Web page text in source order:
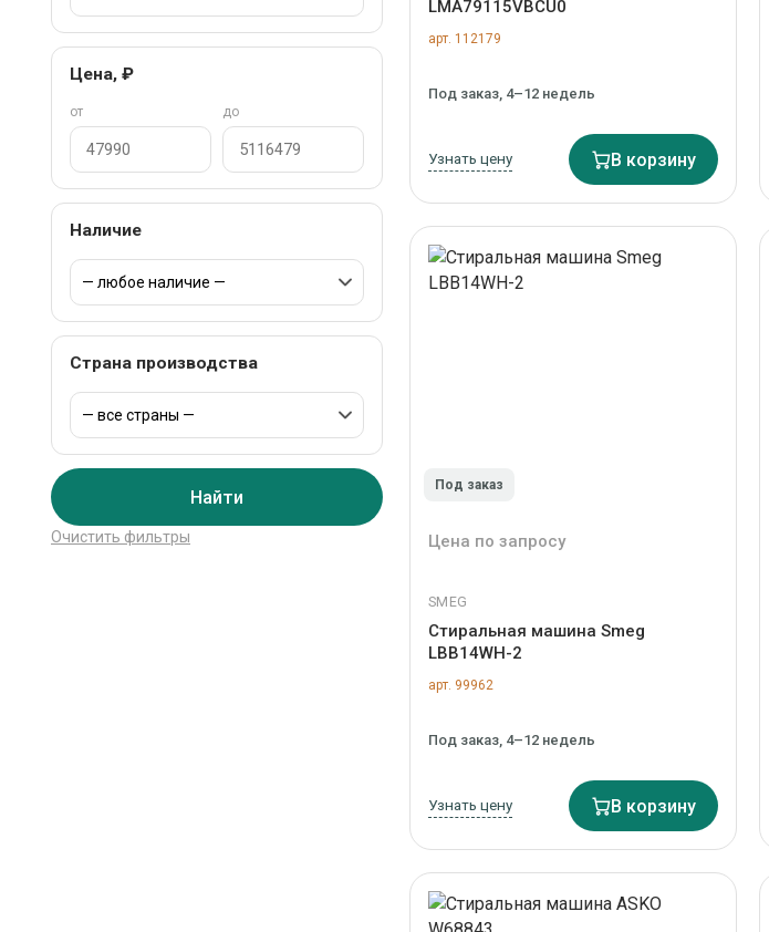
Цена, ₽
от до
Наличие
Страна производства
Найти
Очистить фильтры
LMA79115VBCU0
арт. 112179
Под заказ, 4–12 недель
Узнать цену В корзину
Под заказ
Цена по запросу
SMEG
Стиральная машина Smeg
LBB14WH-2
арт. 99962
Под заказ, 4–12 недель
Узнать цену В корзину